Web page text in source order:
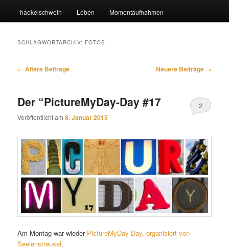
haekelschwein Leben Momentaufnahmen
SCHLAGWORTARCHIV: FOTOS
Beitragsnavigation
← Ältere Beiträge Neuere Beiträge →
Der “PictureMyDay-Day #17
Veröffentlicht am8. Januar 2015
2
Am Montag war wieder PictureMyDay-Day, organisiert von
Seelenstreusel.